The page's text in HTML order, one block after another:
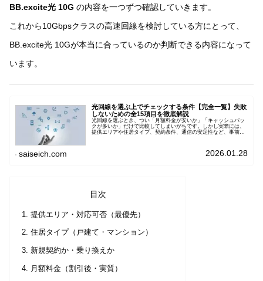
BB.excite光 10G の内容を一つずつ確認していきます。
これから10Gbpsクラスの高速回線を検討している方にとって、
BB.excite光 10Gが本当に合っているのか判断できる内容になって
います。
光回線を選ぶ上でチェックする条件【完全一覧】失敗
しないための全15項目を徹底解説
光回線を選ぶとき、つい「月額料金が安いか」「キャッシュバッ
クが多いか」だけで比較してしまいがちです。しかし実際には、
提供エリアや住居タイプ、契約条件、通信の安定性など、事前に
saiseich.com 2026.01.28
目次
提供エリア・対応可否（最優先）
住居タイプ（戸建て・マンション）
新規契約か・乗り換えか
月額料金（割引後・実質）